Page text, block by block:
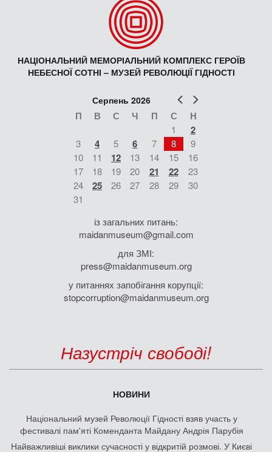
НАЦІОНАЛЬНИЙ МЕМОРІАЛЬНИЙ КОМПЛЕКС ГЕРОЇВ
НЕБЕСНОЇ СОТНІ – МУЗЕЙ РЕВОЛЮЦІЇ ГІДНОСТІ
Попер
Серпень 2026
П В С Ч П С Н
1 2
3 4 5 6 7 8
9
10
11 12 13 14 15
16
17
18 19 20 21 22
23
24
25 26 27 28 29
30
31
із загальних питань:
maidanmuseum@gmail.com
для ЗМІ:
press@maidanmuseum.org
у питаннях запобігання корупції:
stopcorruption@maidanmuseum.org
Назустріч свободі!
НОВИНИ
Національний музей Революції Гідності взяв участь у
фестивалі пам'яті Коменданта Майдану Андрія Парубія
Найважливіші виклики сучасності у відкритій розмові. У Києві